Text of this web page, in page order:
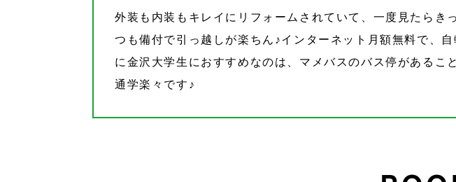
外装も内装もキレイにリフォームされていて、一度見たら
つも備付で引っ越しが楽ちん♪インターネット月額無料で、
に金沢大学生におすすめなのは、マメバスのバス停があるこ
通学楽々です♪